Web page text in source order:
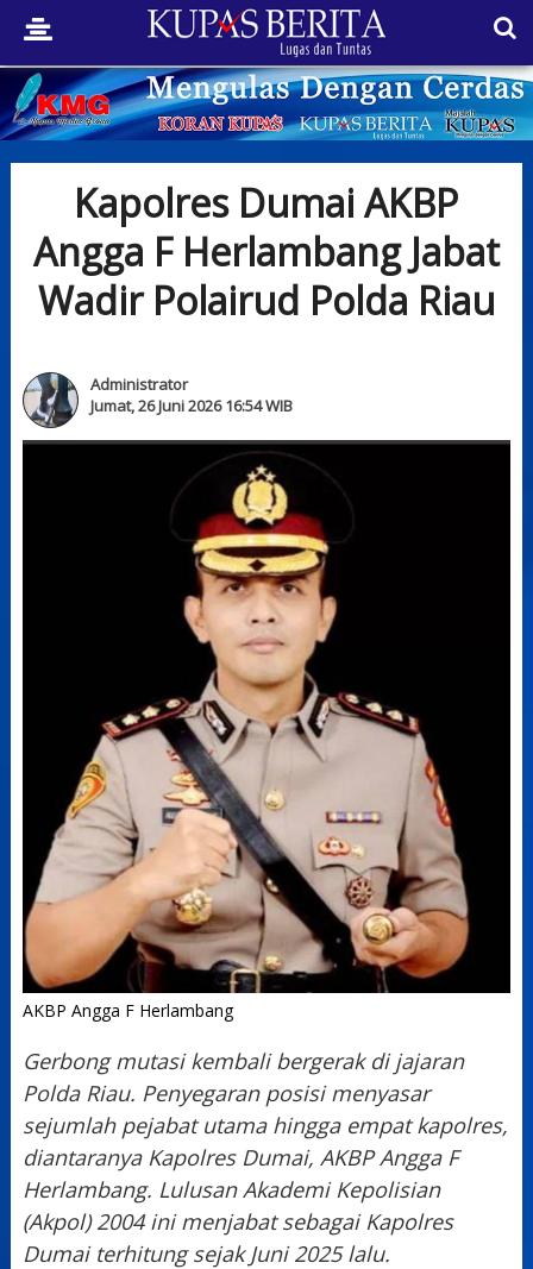
Kapolres Dumai AKBP
Angga F Herlambang Jabat
Wadir Polairud Polda Riau
Administrator
Jumat, 26 Juni 2026 16:54 WIB
AKBP Angga F Herlambang
Gerbong mutasi kembali bergerak di jajaran
Polda Riau. Penyegaran posisi menyasar
sejumlah pejabat utama hingga empat kapolres,
diantaranya Kapolres Dumai, AKBP Angga F
Herlambang. Lulusan Akademi Kepolisian
(Akpol) 2004 ini menjabat sebagai Kapolres
Dumai terhitung sejak Juni 2025 lalu.